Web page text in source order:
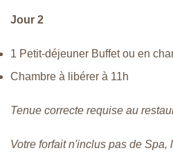
Jour 2
1 Petit-déjeuner Buffet ou en
Chambre à libérer à 11h
Tenue correcte requise au
Votre forfait n'inclus pas de Spa,